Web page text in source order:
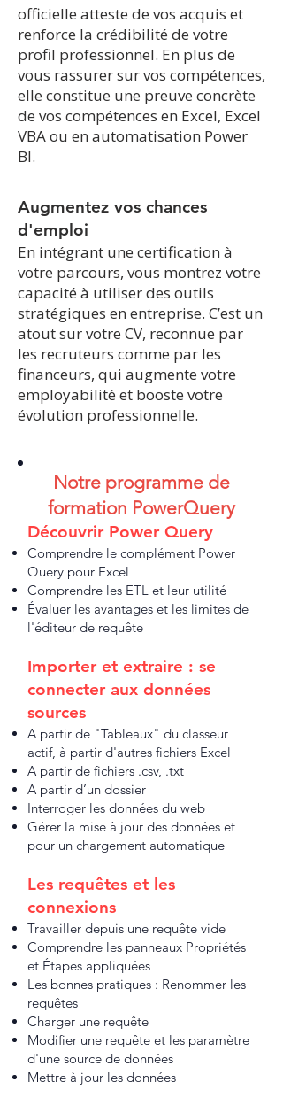
officielle atteste de vos acquis et
renforce la crédibilité de votre
profil professionnel. En plus de
vous rassurer sur vos compétences,
elle constitue une preuve concrète
de vos compétences en Excel, Excel
VBA ou en automatisation Power
BI.
​Augmentez vos chances
d'emploi
En intégrant une certification à
votre parcours, vous montrez votre
capacité à utiliser des outils
stratégiques en entreprise. C’est un
atout sur votre CV, reconnue par
les recruteurs comme par les
financeurs, qui augmente votre
employabilité et booste votre
évolution professionnelle.
Notre programme de
formation​​ PowerQuery
Découvrir Power Query
Comprendre le complément Power
Query pour Excel
Comprendre les ETL et leur utilité
Évaluer les avantages et les limites de
l'éditeur de requête
Importer et extraire : se
connecter aux données
sources
A partir de "Tableaux" du classeur
actif, à partir d'autres fichiers Excel
A partir de fichiers .csv, .txt
A partir d’un dossier
Interroger les données du web
Gérer la mise à jour des données et
pour un chargement automatique
Les requêtes et les
connexions ​​
Travailler depuis une requête vide
Comprendre les panneaux Propriétés
et Étapes appliquées
Les bonnes pratiques : Renommer les
requêtes
Charger une requête
Modifier une requête et les paramètre
d'une source de données
Mettre à jour les données